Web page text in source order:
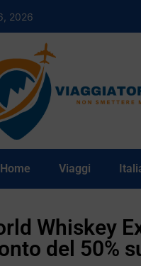
2026
Home Viaggi
Whiskey
del 50%